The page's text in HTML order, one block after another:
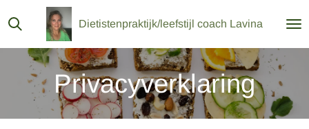
Ga
direct
naar
hoofdinhoud
Dietistenpraktijk/leefstijl coach Lavina
Privacyverklaring